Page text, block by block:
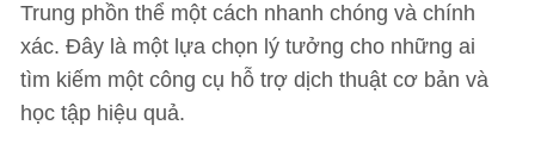
Trung phồn thể một cách nhanh chóng và chính
xác. Đây là một lựa chọn lý tưởng cho những ai
tìm kiếm một công cụ hỗ trợ dịch thuật cơ bản và
học tập hiệu quả.